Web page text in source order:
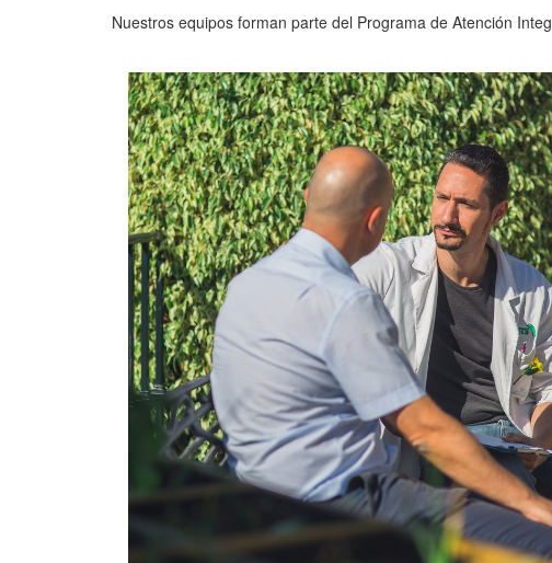
Nuestros equipos forman parte del Programa de Atención